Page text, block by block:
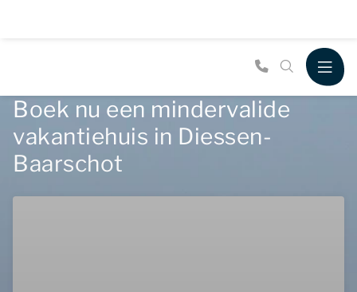
Boek nu een mindervalide
vakantiehuis in Diessen-
Baarschot